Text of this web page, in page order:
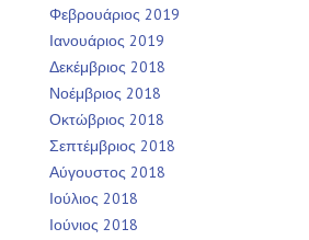
Φεβρουάριος 2019
Ιανουάριος 2019
Δεκέμβριος 2018
Νοέμβριος 2018
Οκτώβριος 2018
Σεπτέμβριος 2018
Αύγουστος 2018
Ιούλιος 2018
Ιούνιος 2018